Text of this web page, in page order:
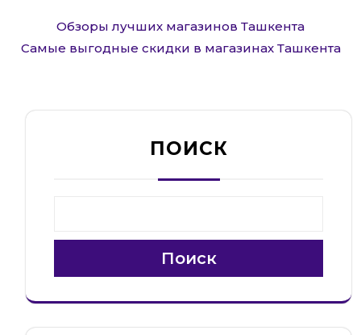
Навигация
по
Обзоры лучших магазинов Ташкента
Самые выгодные скидки в магазинах Ташкента
ПОИСК
Поиск